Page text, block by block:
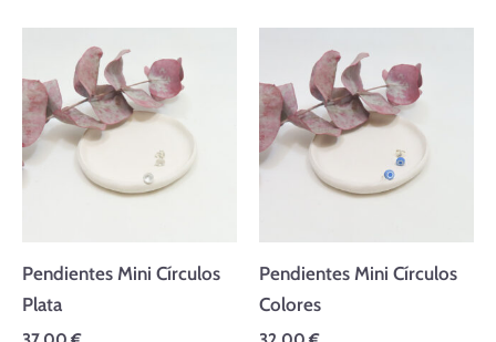
Pendientes Mini Círculos
Plata
Pendientes Mini Círculos
Colores